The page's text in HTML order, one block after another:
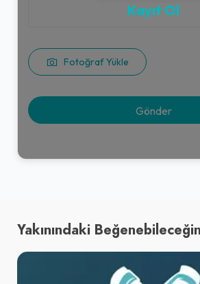
Fotoğraf Yükle
Kayıt Ol
Yakınındaki